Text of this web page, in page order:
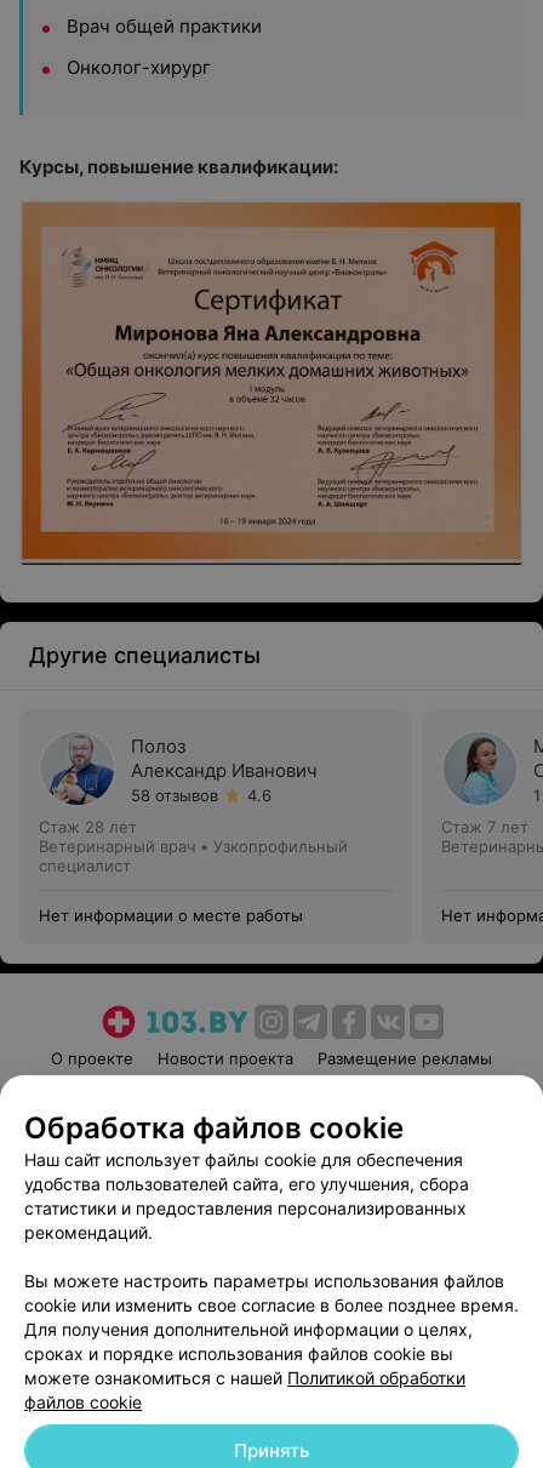
Врач общей практики
Онколог-хирург
Курсы, повышение квалификации:
Другие специалисты
Полоз
Александр Иванович
58 отзывов
4.6
Стаж 28 лет
Ветеринарный врач • Узкопрофильный
специалист
Нет информации о месте работы
Стаж 7 лет
Нет
О проекте Новости проекта
Размещение рекламы
Пользовательское соглашение
Способы оплаты
Вакансии
Партнеры
Написать руководителю 103.by
Обработка персональных данных
© 2026 ООО «Артокс Лаб», УНП 191700409 | 220012, Республика Беларусь,
Обработка файлов cookie
Наш сайт использует файлы cookie для обеспечения
удобства пользователей сайта, его улучшения, сбора
статистики и предоставления персонализированных
рекомендаций.
Вы можете настроить параметры использования файлов
cookie или изменить свое согласие в более позднее время.
Для получения дополнительной информации о целях,
сроках и порядке использования файлов cookie вы
можете ознакомиться с нашей Политикой обработки
файлов cookie
Принять